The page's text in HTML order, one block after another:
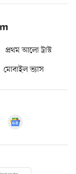
প্রথম আলো ট্রাস্ট
মোবাইল ভ্যাস